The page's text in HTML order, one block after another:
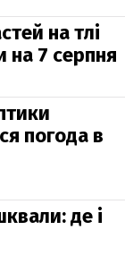
на тлі
на 7 серпня
погода в
де і